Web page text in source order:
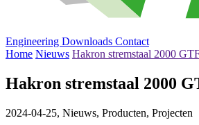
Engineering Downloads Contact
Home Nieuws Hakron stremstaal 2000
Hakron stremstaal 2000
2024-04-25, Nieuws, Producten, Projecten